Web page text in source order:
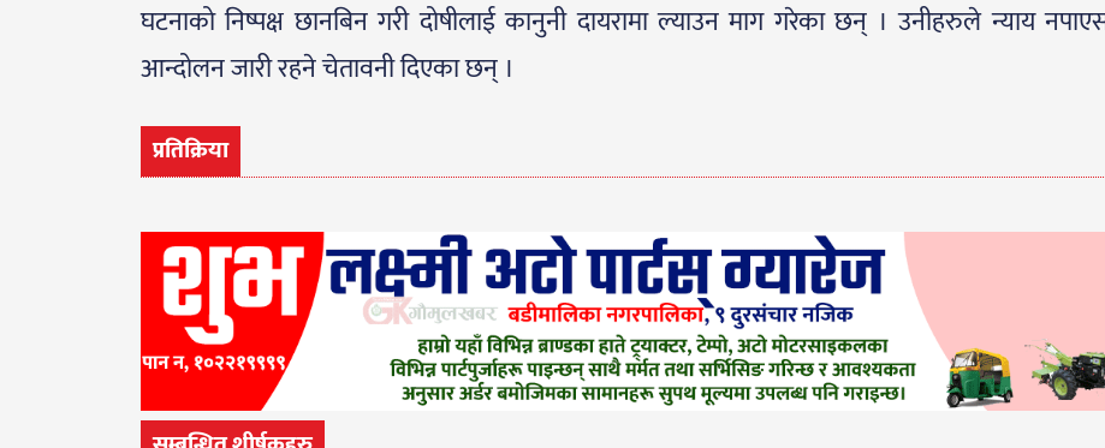
घटनाको निष्पक्ष छानबिन गरी दोषीलाई कानुनी दायरामा ल्याउन माग गरेका छन् । उनीहरुले न्याय
आन्दोलन जारी रहने चेतावनी दिएका छन् ।
प्रतिक्रिया